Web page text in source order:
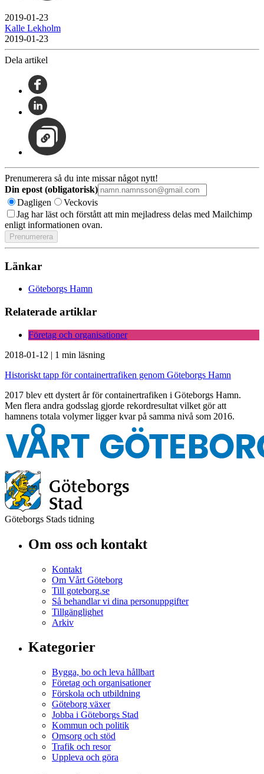
2019-01-23
Kalle Lekholm
2019-01-23
Dela artikel
Prenumerera så du inte missar något nytt!
Din epost (obligatorisk)
Dagligen
Veckovis
Jag har läst och förstått att min mejladress delas med Mailchimp
enligt informationen ovan.
Länkar
Göteborgs Hamn
Relaterade artiklar
Företag och organisationer
2018-01-12 | 1 min läsning
Historiskt tapp för containertrafiken genom Göteborgs Hamn
2017 blev ett dystert år för containertrafiken i Göteborgs Hamn.
Men flera andra godsslag gjorde rekordresultat vilket gör att
hamnens totala volymer ligger kvar på samma nivå som 2016.
Göteborgs Stads tidning
Om oss och kontakt
Kontakt
Om Vårt Göteborg
Till goteborg.se
Så behandlar vi dina personuppgifter
Tillgänglighet
Arkiv
Kategorier
Bygga, bo och leva hållbart
Företag och organisationer
Förskola och utbildning
Göteborg växer
Jobba i Göteborgs Stad
Kommun och politik
Omsorg och stöd
Trafik och resor
Uppleva och göra